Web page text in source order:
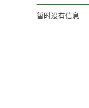
暂时没有信息